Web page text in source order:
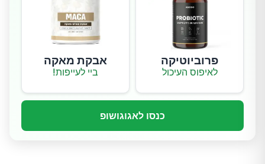
פרוביוטיקה
לאיפוס העיכול
אבקת מאקה
ביי לעייפות!
כנסו לאגוגושופ